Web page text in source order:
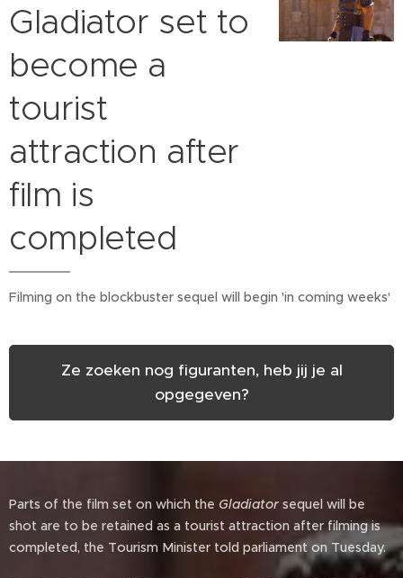
Gladiator set to
become a
tourist
attraction after
film is
completed
Filming on the blockbuster sequel will begin 'in coming weeks'
Ze zoeken nog figuranten, heb jij je al
opgegeven?
Parts of the film set on which the Gladiator sequel will be
shot are to be retained as a tourist attraction after filming is
completed, the Tourism Minister told parliament on Tuesday.